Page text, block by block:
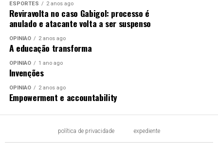
ESPORTES 2 anos ago
Reviravolta no caso Gabigol: processo é
anulado e atacante volta a ser suspenso
OPINIÃO 2 anos ago
A educação transforma
OPINIÃO 1 ano ago
Invenções
OPINIÃO 2 anos ago
Empowerment e accountability
política de privacidade expediente